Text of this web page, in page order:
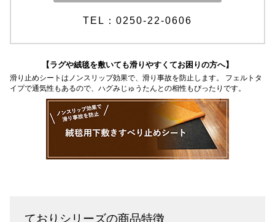
TEL：0250-22-0606
【ラグや絨毯を敷いても滑りやすくてお困りの方へ】
滑り止めシートはノンスリップ効果で、滑り事故を防止します。 フェルトタ
イプで通気性もあるので、ハグみじゅうたんとの相性もぴったりです。
ておりシリーズの商品特徴